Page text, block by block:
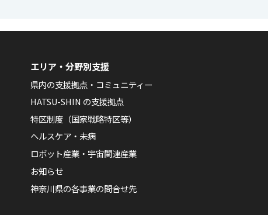
エリア・分野別支援
県内の支援拠点・コミュニティー
HATSU-SHIN の支援拠点
特区制度（国家戦略特区等）
ヘルスケア・未病
ロボット産業・宇宙関連産業
お知らせ
神奈川県の各事業の問合せ先